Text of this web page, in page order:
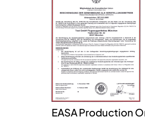
EASA Production